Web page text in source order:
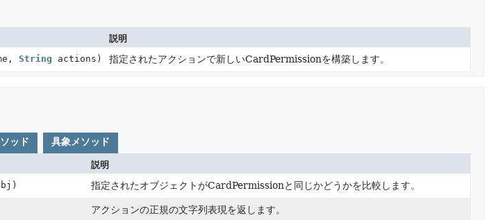
説明
String actions) 指定されたアクションで新しいCardPermissionを構築します。
ッド 具象メソッド
説明
指定されたオブジェクトがCardPermissionと同じかどうかを比較します。
アクションの正規の文字列表現を返します。